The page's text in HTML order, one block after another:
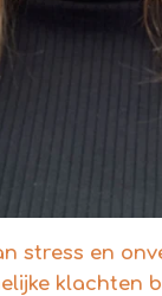
stress en
klachten